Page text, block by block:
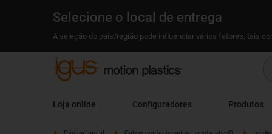
Selecione o local de entrega
A seleção do país/região pode influenciar vários fatores, tais
Loja online Configuradores Produtos